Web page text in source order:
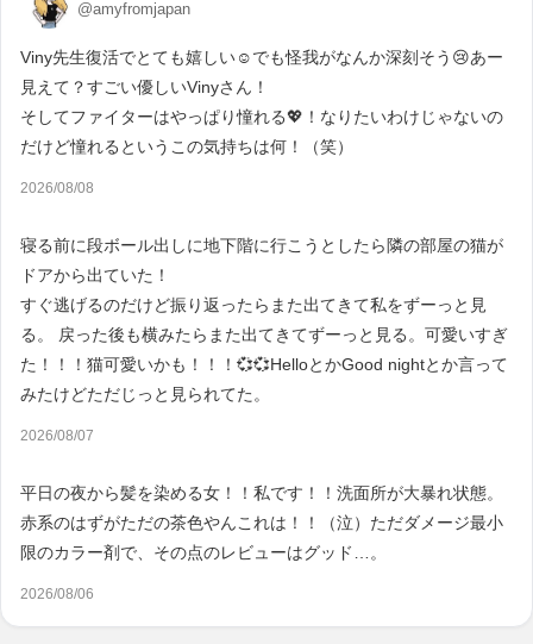
@amyfromjapan
Viny先生復活でとても嬉しい☺️でも怪我がなんか深刻そう😢あー
見えて？すごい優しいVinyさん！
そしてファイターはやっぱり憧れる💖！なりたいわけじゃないの
だけど憧れるというこの気持ちは何！（笑）
2026/08/08
寝る前に段ボール出しに地下階に行こうとしたら隣の部屋の猫が
ドアから出ていた！
すぐ逃げるのだけど振り返ったらまた出てきて私をずーっと見
る。 戻った後も横みたらまた出てきてずーっと見る。可愛いすぎ
た！！！猫可愛いかも！！！💞💞HelloとかGood nightとか言って
みたけどただじっと見られてた。
2026/08/07
平日の夜から髪を染める女！！私です！！洗面所が大暴れ状態。
赤系のはずがただの茶色やんこれは！！（泣）ただダメージ最小
限のカラー剤で、その点のレビューはグッド…。
2026/08/06